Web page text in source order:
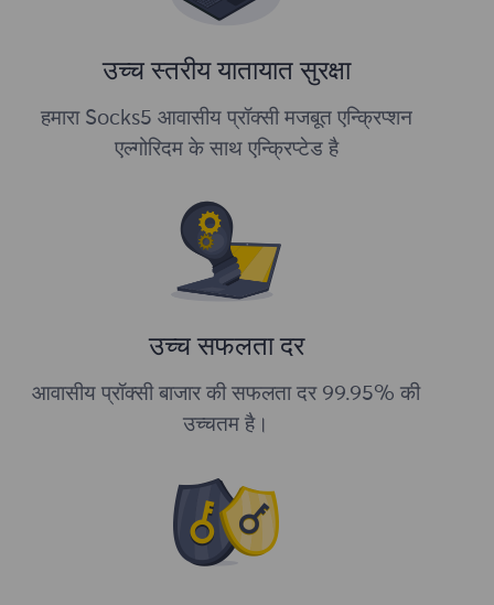
उच्च स्तरीय यातायात सुरक्षा
हमारा Socks5 आवासीय प्रॉक्सी मजबूत एन्क्रिप्शन
एल्गोरिदम के साथ एन्क्रिप्टेड है
उच्च सफलता दर
आवासीय प्रॉक्सी बाजार की सफलता दर 99.95% की
उच्चतम है।